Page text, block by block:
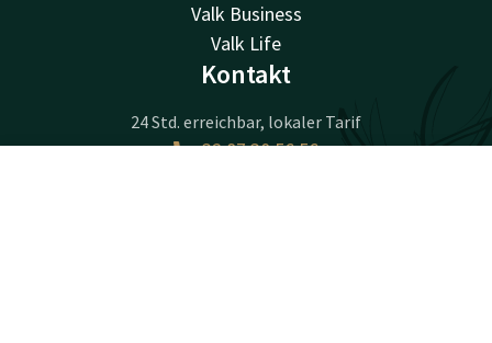
Valk Business
Valk Life
Kontakt
24 Std. erreichbar, lokaler Tarif
+32 87 30 56 56